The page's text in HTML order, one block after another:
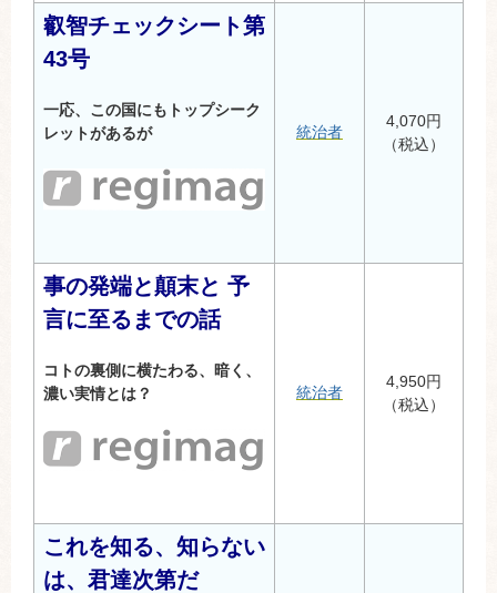
叡智チェックシート第
43号
一応、この国にもトップシーク
レットがあるが
統治者
4,070円
（税込）
事の発端と顛末と 予
言に至るまでの話
コトの裏側に横たわる、暗く、
濃い実情とは？
統治者
4,950円
（税込）
これを知る、知らない
は、君達次第だ